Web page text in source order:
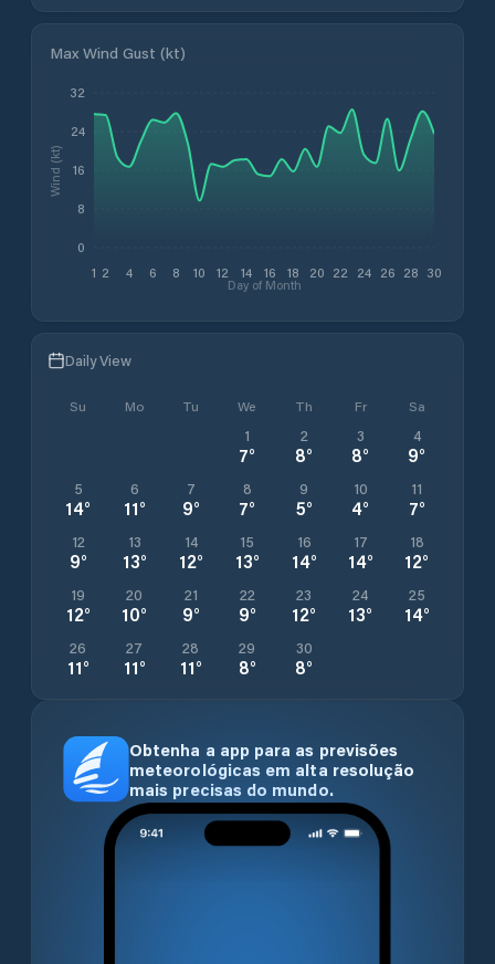
Max Wind Gust (kt)
1 2 4 6 8 10 12 14 16 18 20 22 24 26 28 30
Day of Month
0
8
16
24
32
Wind (kt)
Daily View
Su Mo Tu We Th Fr Sa
1
7°
2
8°
3
8°
4
9°
5
14°
6
11°
7
9°
8
7°
9
5°
10
4°
11
7°
12
9°
13
13°
14
12°
15
13°
16
14°
17
14°
18
12°
19
12°
20
10°
21
9°
22
9°
23
12°
24
13°
25
14°
26
11°
27
11°
28
11°
29
8°
30
8°
Obtenha a app para as previsões
meteorológicas em alta resolução
mais precisas do mundo.